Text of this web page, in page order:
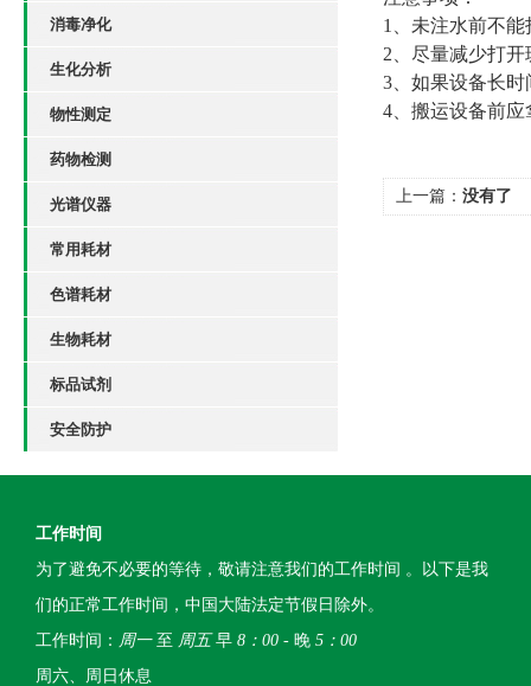
消毒净化
生化分析
物性测定
药物检测
光谱仪器
常用耗材
色谱耗材
生物耗材
标品试剂
安全防护
1、 未注水前不
2、 尽量减少打开
3、 如果设备长时
4、 搬运设备前应
上一篇： 没有了
工作时间
为了避免不必要的等待，敬请注意我们的工作时间 。以下是我
们的正常工作时间，中国大陆法定节假日除外。
工作时间： 周一至 周五早 8：00 - 晚 5：00
周六、周日休息